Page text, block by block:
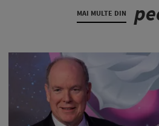
MAI MULTE DIN